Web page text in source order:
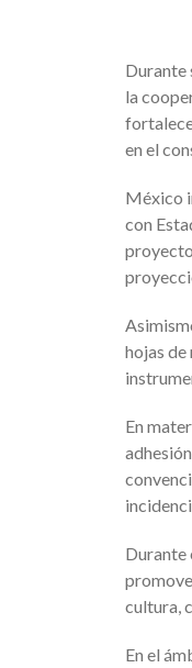
Durante
la
en el
México
con
hojas
En
Durante
cultura,
En el